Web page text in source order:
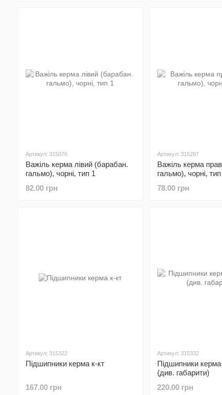
Артикул: 315076
Важіль керма лівий (барабан.
гальмо), чорні, тип 1
82.00 грн
Артикул: 315297
Важіль керма
гальмо), чорні,
78.00 грн
Артикул: 315322
Підшипники керма к-кт
167.00 грн
Артикул: 315332
Підшипники керма
(див. габарити)
220.00 грн